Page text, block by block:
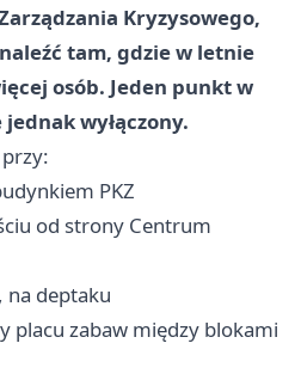
Kryzysowego,
tam, gdzie w letnie
osób. Jeden punkt w
wyłączony.
PKZ
od strony Centrum
na deptaku
placu zabaw między blokami